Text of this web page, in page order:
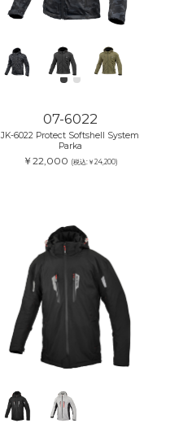
07-6022
JK-6022 Protect Softshell System
Parka
￥22,000 (税込:￥24,200)